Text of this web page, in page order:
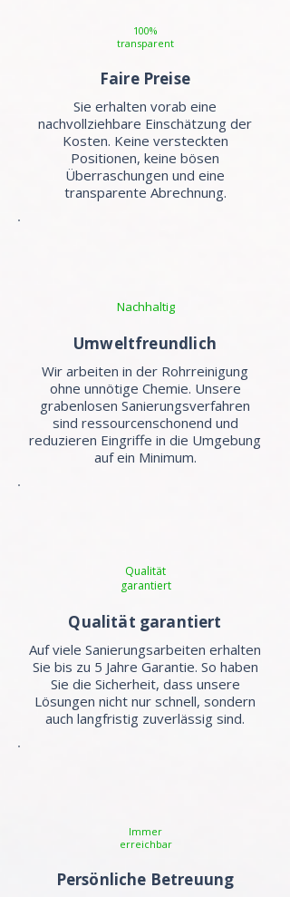
100%
transparent
Faire Preise
Sie erhalten vorab eine
nachvollziehbare Einschätzung der
Kosten. Keine versteckten
Positionen, keine bösen
Überraschungen und eine
transparente Abrechnung.
Nachhaltig
Umweltfreundlich
Wir arbeiten in der Rohrreinigung
ohne unnötige Chemie. Unsere
grabenlosen Sanierungsverfahren
sind ressourcenschonend und
reduzieren Eingriffe in die Umgebung
auf ein Minimum.
Qualität
garantiert
Qualität garantiert
Auf viele Sanierungsarbeiten erhalten
Sie bis zu 5 Jahre Garantie. So haben
Sie die Sicherheit, dass unsere
Lösungen nicht nur schnell, sondern
auch langfristig zuverlässig sind.
Immer
erreichbar
Persönliche Betreuung